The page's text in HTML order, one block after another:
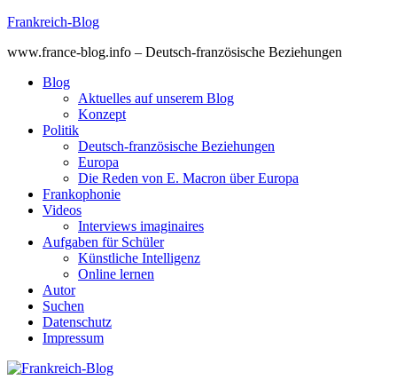
Skip
content
Frankreich-Blog
www.france-blog.info – Deutsch-französische Beziehungen
Blog
Aktuelles auf unserem Blog
Konzept
Politik
Deutsch-französische Beziehungen
Europa
Die Reden von E. Macron über Europa
Frankophonie
Videos
Interviews imaginaires
Aufgaben für Schüler
Künstliche Intelligenz
Online lernen
Autor
Suchen
Datenschutz
Impressum